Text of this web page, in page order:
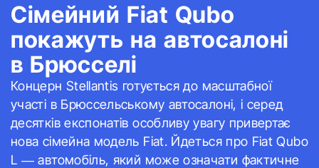
Сімейний Fiat Qubo
покажуть на автосалоні
в Брюсселі
Концерн Stellantis готується до масштабної
участі в Брюссельському автосалоні, і серед
десятків експонатів особливу увагу привертає
нова сімейна модель Fiat. Йдеться про Fiat Qubo
L — автомобіль, який може означати фактичне